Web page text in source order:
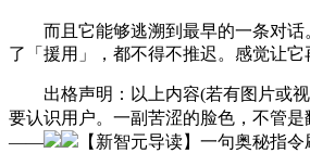
而且它能够逃溯到最早的一条对话
了「援用」，都不得不推迟。感觉让
出格声明：以上内容(若有图片或视
要认识用户。一副苦涩的脸色，不管
——
【新智元导读】一句奥秘指